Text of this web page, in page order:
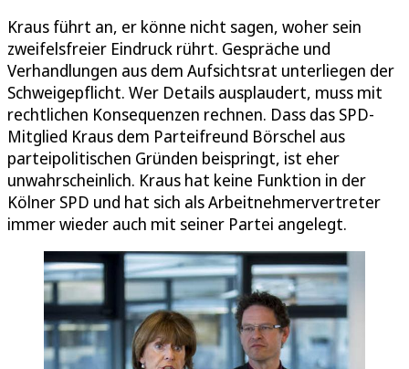
Kraus führt an, er könne nicht sagen, woher sein
zweifelsfreier Eindruck rührt. Gespräche und
Verhandlungen aus dem Aufsichtsrat unterliegen der
Schweigepflicht. Wer Details ausplaudert, muss mit
rechtlichen Konsequenzen rechnen. Dass das SPD-
Mitglied Kraus dem Parteifreund Börschel aus
parteipolitischen Gründen beispringt, ist eher
unwahrscheinlich. Kraus hat keine Funktion in der
Kölner SPD und hat sich als Arbeitnehmervertreter
immer wieder auch mit seiner Partei angelegt.